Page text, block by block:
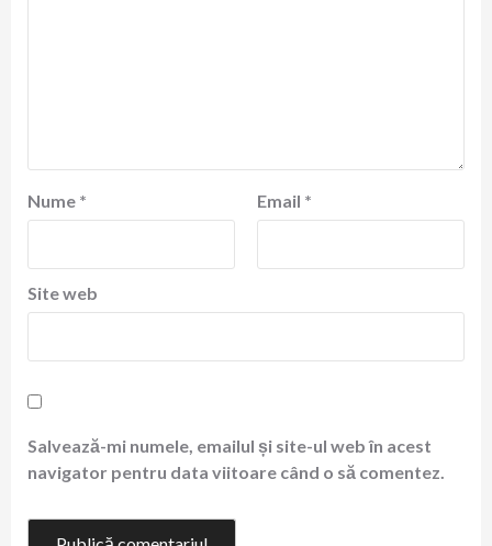
Nume * Email *
Site web
Salvează-mi numele, emailul și site-ul web în acest
navigator pentru data viitoare când o să comentez.